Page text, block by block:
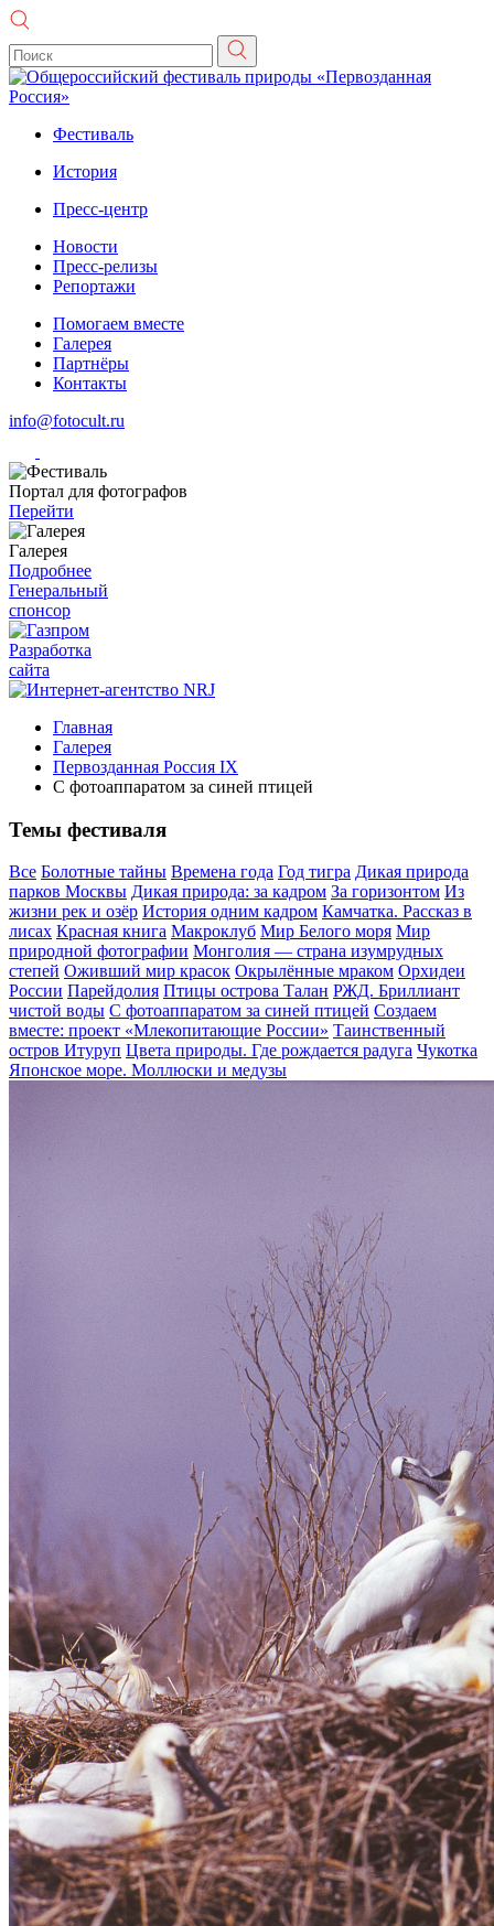
Фестиваль
История
Пресс-центр
Новости
Пресс-релизы
Репортажи
Помогаем вместе
Галерея
Партнёры
Контакты
info@fotocult.ru
Портал для фотографов
Перейти
Галерея
Подробнее
Генеральный
спонсор
Разработка
сайта
Главная
Галерея
Первозданная Россия IX
С фотоаппаратом за синей птицей
Темы фестиваля
Все Болотные тайны Времена года Год тигра Дикая природа
парков Москвы Дикая природа: за кадром За горизонтом Из
жизни рек и озёр История одним кадром Камчатка. Рассказ в
лисах Красная книга Макроклуб Мир Белого моря Мир
природной фотографии Монголия — страна изумрудных
степей Оживший мир красок Окрылённые мраком Орхидеи
России Парейдолия Птицы острова Талан РЖД. Бриллиант
чистой воды С фотоаппаратом за синей птицей Создаем
вместе: проект «Млекопитающие России» Таинственный
остров Итуруп Цвета природы. Где рождается радуга Чукотка
Японское море. Моллюски и медузы